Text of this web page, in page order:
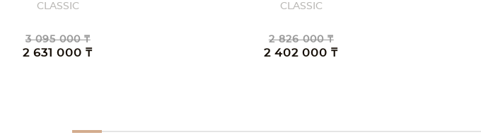
CLASSIC
2 826 000 ₸
2 402 000 ₸
CLASSIC
2 899 000 ₸
2 464 000 ₸